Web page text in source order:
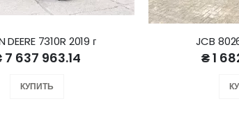
DEERE 7310R 2019 г
7 637 963.14
КУПИТЬ
JCB
₴ 1